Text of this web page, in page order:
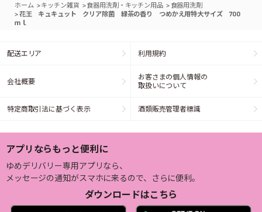
ホーム >キッチン雑貨 >食器用洗剤・キッチン用品 > 食器用洗剤
>花王 キュキュット クリア除菌 緑茶の香り つめかえ用特大サイズ 700
ｍｌ
配送エリア 利用規約
会社概要
お客さまの個人情報の
取扱いについて
特定商取引法に基づく表示 酒類販売管理者標識
アプリならもっと便利に
ゆめデリバリー専用アプリなら、
メッセージの通知がスマホに来るので、さらに便利。
ダウンロードはこちら